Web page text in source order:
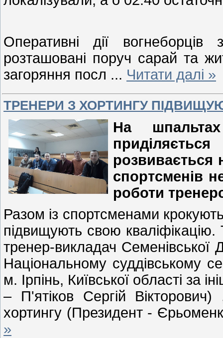
Оперативні дії
розташовані поруч сарай та
загоряння посл ... Читати далі »
ТРЕНЕРИ З ХОРТИНГУ
На
розвивається
спортсменів
роботи
Разом із спортсменами
підвищують свою
тренер-викладач
Національному суддівському
м. Ірпінь, Київської області за
– Пʹятіков Сергій
хортингу (Президент -
»